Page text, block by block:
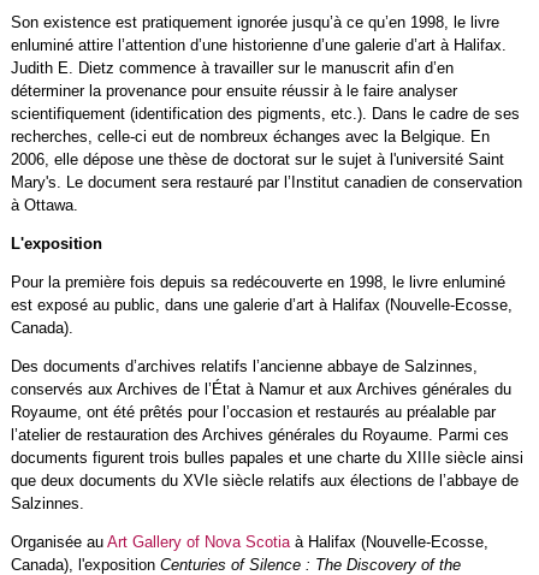
Son existence est pratiquement ignorée jusqu’à ce qu’en 1998, le livre
enluminé attire l’attention d’une historienne d’une galerie d’art à Halifax.
Judith E. Dietz commence à travailler sur le manuscrit afin d’en
déterminer la provenance pour ensuite réussir à le faire analyser
scientifiquement (identification des pigments, etc.). Dans le cadre de ses
recherches, celle-ci eut de nombreux échanges avec la Belgique. En
2006, elle dépose une thèse de doctorat sur le sujet à l'université Saint
Mary's. Le document sera restauré par l’Institut canadien de conservation
à Ottawa.
L'exposition
Pour la première fois depuis sa redécouverte en 1998, le livre enluminé
est exposé au public, dans une galerie d’art à Halifax (Nouvelle-Ecosse,
Canada).
Des documents d’archives relatifs l’ancienne abbaye de Salzinnes,
conservés aux Archives de l’État à Namur et aux Archives générales du
Royaume, ont été prêtés pour l’occasion et restaurés au préalable par
l’atelier de restauration des Archives générales du Royaume. Parmi ces
documents figurent trois bulles papales et une charte du XIIIe siècle ainsi
que deux documents du XVIe siècle relatifs aux élections de l’abbaye de
Salzinnes.
Organisée au Art Gallery of Nova Scotiaà Halifax (Nouvelle-Ecosse,
Canada), l'exposition Centuries of Silence : The Discovery of the